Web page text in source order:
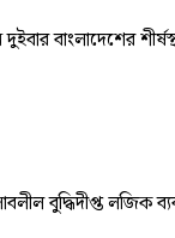
দুইবার বাংলাদেশের
বুদ্ধিদীপ্ত লজিক